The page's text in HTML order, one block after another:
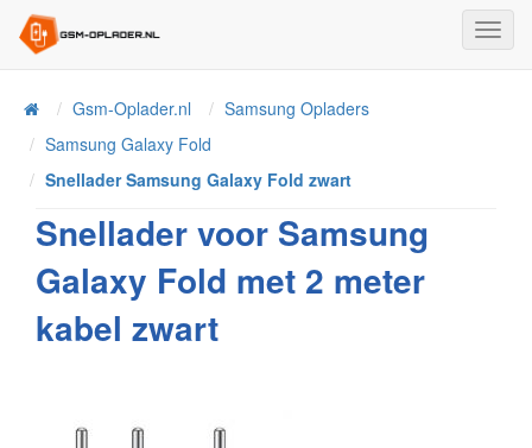
HomeGsm-Oplader.nl
Samsung Opladers
Samsung Galaxy Fold
Snellader Samsung Galaxy Fold zwart
Snellader voor Samsung
Galaxy Fold met 2 meter
kabel zwart